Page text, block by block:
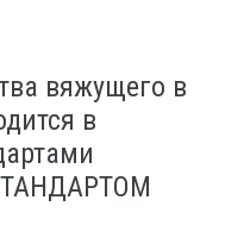
вяжущего в
в